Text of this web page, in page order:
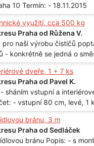
Lokalita: - Praha 10 Termín: - 18.11.2015
využití, cca 500 kg
Praha od Růžena V.
- konkrétně se jedná o
s převahou olejové
- hustota při 20°C - cca
- cca 500 kg - roční
Lokalita: - Praha
dveře, 1 + 7 ks
Praha od Pavel K.
- vstupní 80 cm, levé, 1
ks - 80 cm, pravé, 3 ks -
10 bránu, 3 m
Praha od Sedláček
- s montáží - možná i s